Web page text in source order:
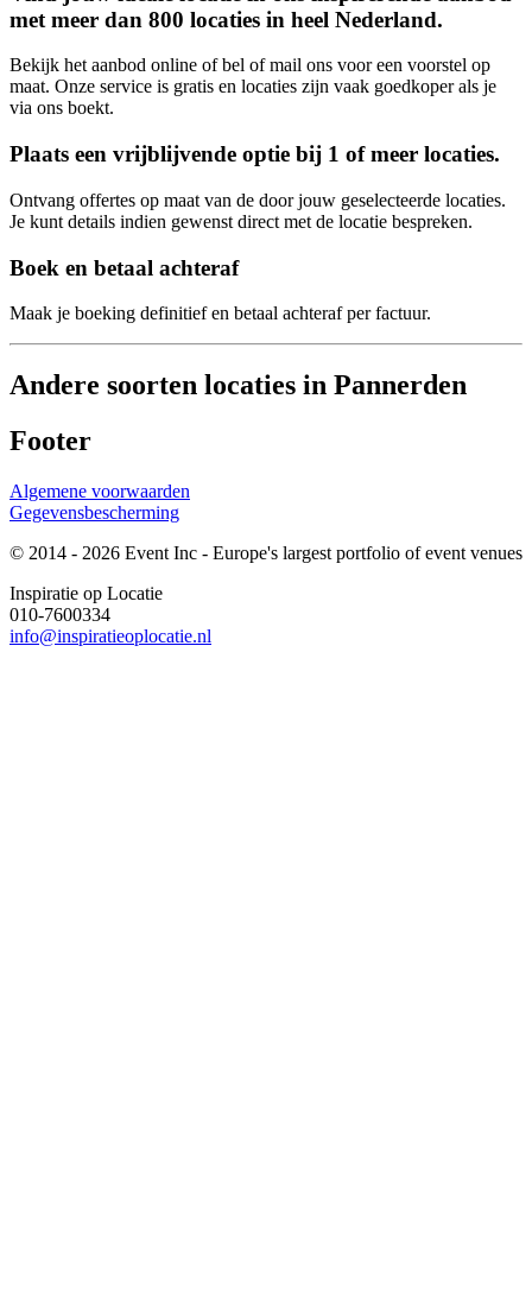
met meer dan 800 locaties in heel Nederland.
Bekijk het aanbod online of bel of mail ons voor een voorstel op
maat. Onze service is gratis en locaties zijn vaak goedkoper als je
via ons boekt.
Plaats een vrijblijvende optie bij 1 of meer locaties.
Ontvang offertes op maat van de door jouw geselecteerde locaties.
Je kunt details indien gewenst direct met de locatie bespreken.
Boek en betaal achteraf
Maak je boeking definitief en betaal achteraf per factuur.
Andere soorten locaties in Pannerden
Footer
Algemene voorwaarden
Gegevensbescherming
© 2014 - 2026 Event Inc - Europe's largest portfolio of event venues
Inspiratie op Locatie
010-7600334
info@inspiratieoplocatie.nl